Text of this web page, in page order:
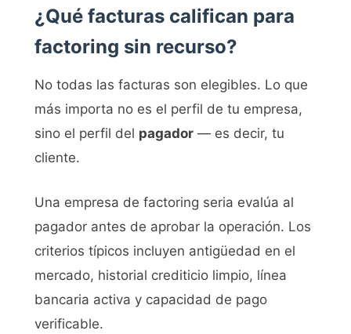
¿Qué facturas califican para
factoring sin recurso?
No todas las facturas son elegibles. Lo que
más importa no es el perfil de tu empresa,
sino el perfil del pagador — es decir, tu
cliente.
Una empresa de factoring seria evalúa al
pagador antes de aprobar la operación. Los
criterios típicos incluyen antigüedad en el
mercado, historial crediticio limpio, línea
bancaria activa y capacidad de pago
verificable.